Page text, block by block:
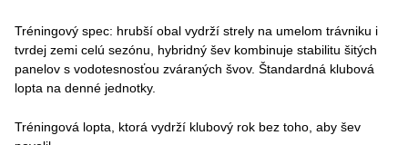
Tréningový spec: hrubší obal vydrží strely na umelom trávniku i
tvrdej zemi celú sezónu, hybridný šev kombinuje stabilitu šitých
panelov s vodotesnosťou zváraných švov. Štandardná klubová
lopta na denné jednotky.
Tréningová lopta, ktorá vydrží klubový rok bez toho, aby šev